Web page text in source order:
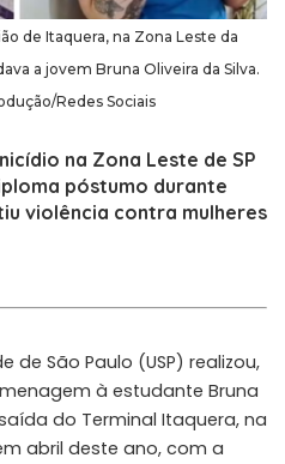
de Itaquera, na Zona Leste da
a jovem Bruna Oliveira da Silva.
Redes Sociais
na Zona Leste de SP
póstumo durante
violência contra mulheres
de São Paulo (USP) realizou,
à estudante Bruna
do Terminal Itaquera, na
abril deste ano, com a